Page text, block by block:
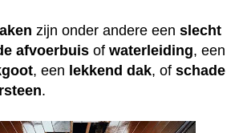
zijn onder andere een slecht
afvoerbuis of waterleiding, een
, een lekkend dak, of schade
.